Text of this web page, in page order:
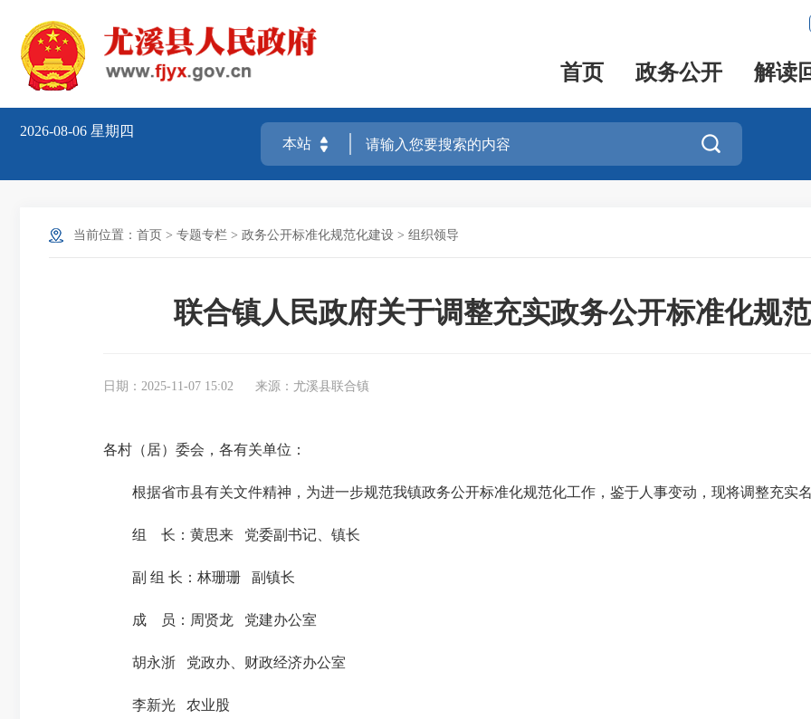
首页 政务公开 解读
2026-08-06 星期四

当前位置： 首页 > 专题专栏 > 政务公开标准化规范化建设 > 组织领导
联合镇人民政府关于调整充实政务公开标准化规
日期：2025-11-07 15:02 来源：尤溪县联合镇
各村（居）委会，各有关单位：
根据省市县有关文件精神，为进一步规范我镇政务公开标准化规范化工作，鉴于人事变动，现将调整充实名
组 长：黄思来 党委副书记、镇长
副 组 长：林珊珊 副镇长
成 员：周贤龙 党建办公室
胡永浙 党政办、财政经济办公室
李新光 农业股